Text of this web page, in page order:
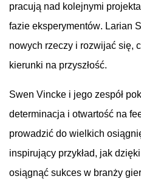
pracują nad kolejnymi
fazie eksperymentów. Larian
nowych rzeczy i rozwijać się,
kierunki na przyszłość.
Swen Vincke i jego zespół
determinacja i otwartość na
prowadzić do wielkich
inspirujący przykład, jak
osiągnąć sukces w branży